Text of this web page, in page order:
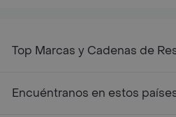
Top Marcas y Cadenas de
Encuéntranos en estos